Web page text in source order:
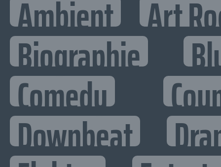
Ambient Art
Biographie
Comedy
Downbeat